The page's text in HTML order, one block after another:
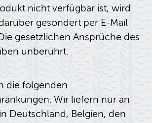
nicht verfügbar ist, wird
gesondert per E-Mail
gesetzlichen Ansprüche des
unberührt.
die folgenden
Wir liefern nur an
Deutschland, Belgien, den